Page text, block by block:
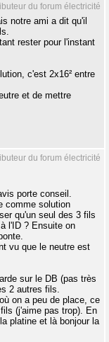
du forum électricité
notre ami a dit qu'il
rester pour l'instant
c'est 2x16² entre
et de mettre
du forum électricité
porte conseil.
comme solution
qu'un seul des 3 fils
l'ID ? Ensuite on
vu que le neutre est
sur le DB (pas très
2 autres fils.
on a peu de place, ce
(j'aime pas trop). En
platine et là bonjour la